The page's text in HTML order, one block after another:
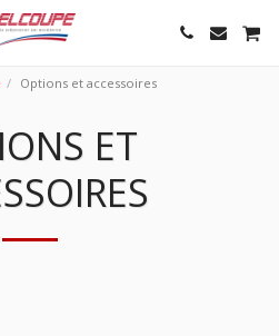
Options et accessoires
ET